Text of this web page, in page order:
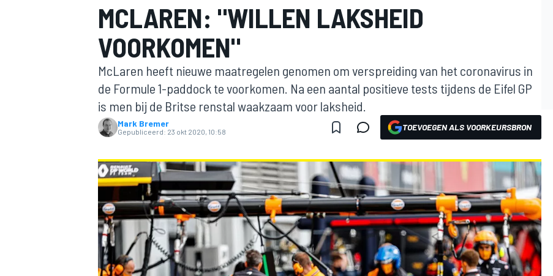
MOTOGP
MCLAREN: "WILLEN LAKSHEID
VOORKOMEN"
McLaren heeft nieuwe maatregelen genomen om verspreiding van het coronavirus in
de Formule 1-paddock te voorkomen. Na een aantal positieve tests tijdens de Eifel GP
is men bij de Britse renstal waakzaam voor laksheid.
Mark Bremer
Gepubliceerd: 23 okt 2020, 10:58 TOEVOEGEN ALS VOORKEURSBRON